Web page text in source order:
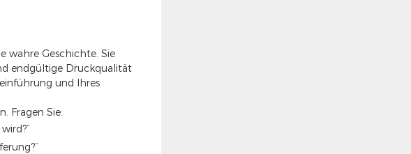
wahre Geschichte. Sie
endgültige Druckqualität
und Ihres
Fragen Sie: